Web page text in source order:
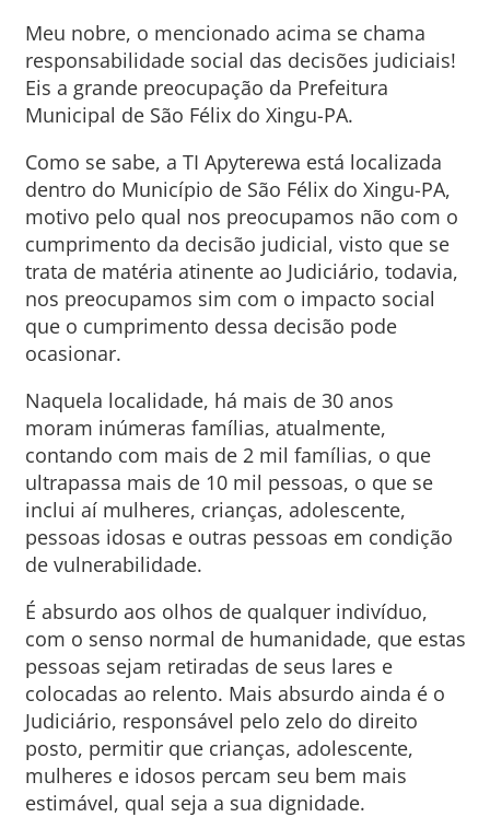
Meu nobre, o mencionado acima se chama
responsabilidade social das decisões judiciais!
Eis a grande preocupação da Prefeitura
Municipal de São Félix do Xingu-PA.
Como se sabe, a TI Apyterewa está localizada
dentro do Município de São Félix do Xingu-PA,
motivo pelo qual nos preocupamos não com o
cumprimento da decisão judicial, visto que se
trata de matéria atinente ao Judiciário, todavia,
nos preocupamos sim com o impacto social
que o cumprimento dessa decisão pode
ocasionar.
Naquela localidade, há mais de 30 anos
moram inúmeras famílias, atualmente,
contando com mais de 2 mil famílias, o que
ultrapassa mais de 10 mil pessoas, o que se
inclui aí mulheres, crianças, adolescente,
pessoas idosas e outras pessoas em condição
de vulnerabilidade.
É absurdo aos olhos de qualquer indivíduo,
com o senso normal de humanidade, que estas
pessoas sejam retiradas de seus lares e
colocadas ao relento. Mais absurdo ainda é o
Judiciário, responsável pelo zelo do direito
posto, permitir que crianças, adolescente,
mulheres e idosos percam seu bem mais
estimável, qual seja a sua dignidade.